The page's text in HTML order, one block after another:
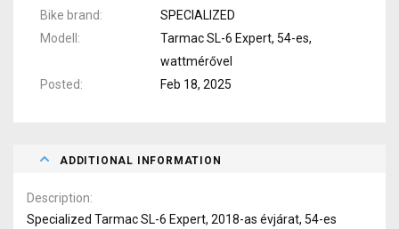
Bike brand
SPECIALIZED
Modell
Tarmac SL-6 Expert, 54-es,
wattmérővel
Posted
Feb 18, 2025
ADDITIONAL INFORMATION
Description
Specialized Tarmac SL-6 Expert, 2018-as évjárat, 54-es